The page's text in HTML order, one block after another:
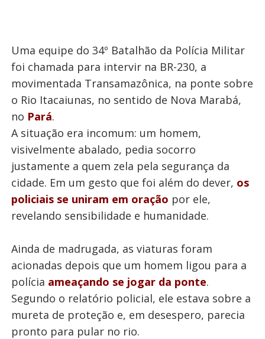
Uma equipe do 34º Batalhão da Polícia Militar
foi chamada para intervir na BR-230, a
movimentada Transamazônica, na ponte sobre
o Rio Itacaiunas, no sentido de Nova Marabá,
no Pará.
A situação era incomum: um homem,
visivelmente abalado, pedia socorro
justamente a quem zela pela segurança da
cidade. Em um gesto que foi além do dever, os
policiais se uniram em oração por ele,
revelando sensibilidade e humanidade.
Ainda de madrugada, as viaturas foram
acionadas depois que um homem ligou para a
polícia ameaçando se jogar da ponte.
Segundo o relatório policial, ele estava sobre a
mureta de proteção e, em desespero, parecia
pronto para pular no rio.